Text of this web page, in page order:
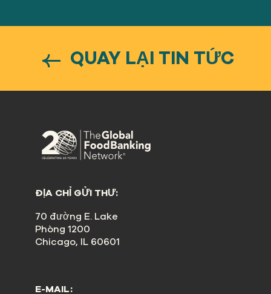
QUAY LẠI TIN TỨC
ĐỊA CHỈ GỬI THƯ:
70 đường E. Lake
Phòng 1200
Chicago, IL 60601
E-MAIL: